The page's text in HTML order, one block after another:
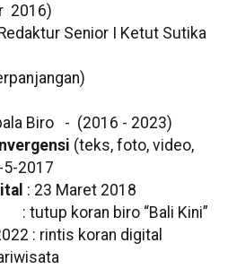
2016)
Senior I Ketut Sutika
Biro - (2016 - 2023)
(teks, foto, video,
5-2017
: 23 Maret 2018
koran biro “Bali Kini”
: rintis koran digital